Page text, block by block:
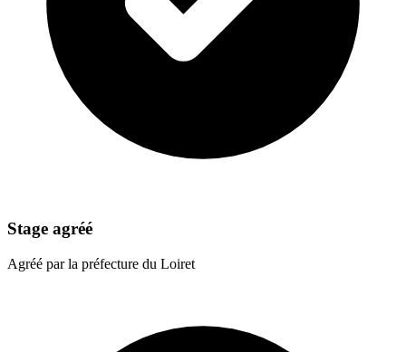
Stage agréé
Agréé par la préfecture du Loiret